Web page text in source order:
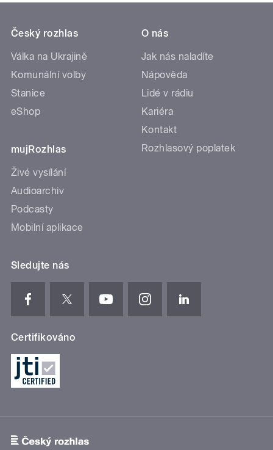
Český rozhlas
Válka na Ukrajině
Komunální volby
Stanice
eShop
mujRozhlas
Živé vysílání
Audioarchiv
Podcasty
Mobilní aplikace
O nás
Jak nás naladíte
Nápověda
Lidé v rádiu
Kariéra
Kontakt
Rozhlasový poplatek
Sledujte nás
Certifikováno